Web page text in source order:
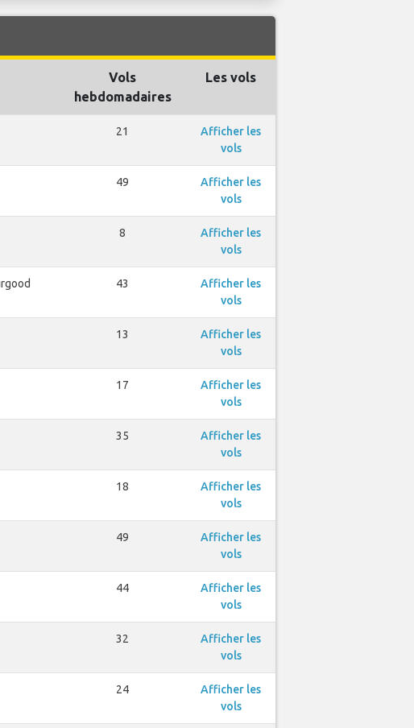
Vols
hebdomadaires
Les vols
21
Afficher les
vols
49
Afficher les
vols
8
Afficher les
vols
43
Afficher les
vols
13
Afficher les
vols
17
Afficher les
vols
35
Afficher les
vols
18
Afficher les
vols
49
Afficher les
vols
44
Afficher les
vols
32
Afficher les
vols
24
Afficher les
vols